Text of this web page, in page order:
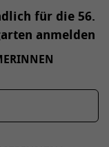
für die 56.
anmelden